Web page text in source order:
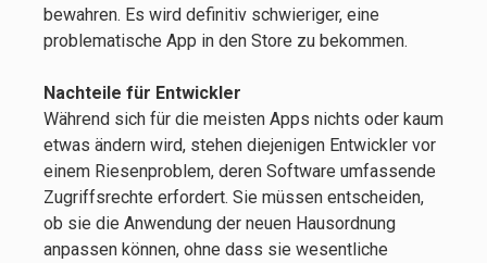
bewahren. Es wird definitiv schwieriger, eine
problematische App in den Store zu bekommen.
Nachteile für Entwickler
Während sich für die meisten Apps nichts oder kaum
etwas ändern wird, stehen diejenigen Entwickler vor
einem Riesenproblem, deren Software umfassende
Zugriffsrechte erfordert. Sie müssen entscheiden,
ob sie die Anwendung der neuen Hausordnung
anpassen können, ohne dass sie wesentliche